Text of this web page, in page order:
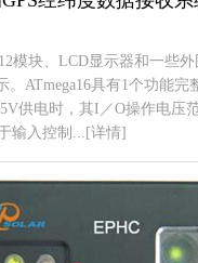
模块、LCD显示器和一些
。ATmega16具有1个功能完
供电时，其I／O操作电压
输入控制...[详情]